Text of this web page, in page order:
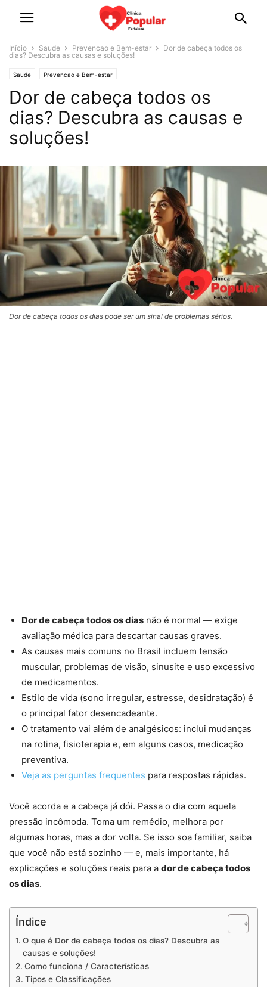
Início Saude Prevencao e Bem-estar
Dor de cabeça todos os
dias? Descubra as causas e soluções!
Saude Prevencao e Bem-estar
Dor de cabeça todos os
dias? Descubra as causas e
soluções!
Dor de cabeça todos os dias pode ser um sinal de problemas sérios.
Dor de cabeça todos os dias não é normal — exige
avaliação médica para descartar causas graves.
As causas mais comuns no Brasil incluem tensão
muscular, problemas de visão, sinusite e uso excessivo
de medicamentos.
Estilo de vida (sono irregular, estresse, desidratação) é
o principal fator desencadeante.
O tratamento vai além de analgésicos: inclui mudanças
na rotina, fisioterapia e, em alguns casos, medicação
preventiva.
Veja as perguntas frequentes para respostas rápidas.
Você acorda e a cabeça já dói. Passa o dia com aquela
pressão incômoda. Toma um remédio, melhora por
algumas horas, mas a dor volta. Se isso soa familiar, saiba
que você não está sozinho — e, mais importante, há
explicações e soluções reais para a dor de cabeça todos
os dias.
Índice
O que é Dor de cabeça todos os dias? Descubra as
causas e soluções!
Como funciona / Características
Tipos e Classificações